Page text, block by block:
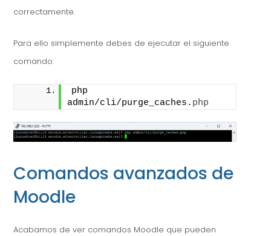
correctamente.
Para ello simplemente debes de ejecutar el siguiente
comando:
php
admin/cli/purge_caches. php
Comandos avanzados de
Moodle
Acabamos de ver comandos Moodle que pueden